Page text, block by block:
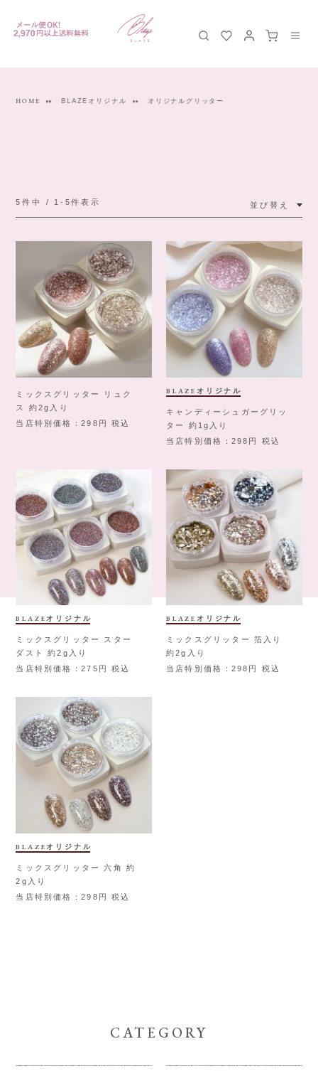
HOME BLAZEオリジナル オリジナルグリッター
並び替え
5件中 1 - 5件表示
ミックスグリッター リュク
ス 約2g入り
当店特別価格
298 税込
BLAZEオリジナル
キャンディーシュガーグリッ
ター 約1g入り
当店特別価格
298 税込
BLAZEオリジナル
ミックスグリッター スター
ダスト 約2g入り
当店特別価格
275 税込
BLAZEオリジナル
ミックスグリッター 箔入り
約2g入り
当店特別価格
298 税込
BLAZEオリジナル
ミックスグリッター 六角 約
2g入り
当店特別価格
298 税込
CATEGORY